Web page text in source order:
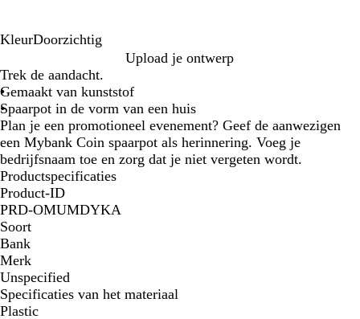
KleurDoorzichtig
o
o
r
z
i
c
h
t
i
g
Upload je ontwerp
Trek de aandacht.
Gemaakt van kunststof
Spaarpot in de vorm van een huis
Plan je een promotioneel evenement? Geef de aanwezigen
een Mybank Coin spaarpot als herinnering. Voeg je
bedrijfsnaam toe en zorg dat je niet vergeten wordt.
Productspecificaties
Product-ID
PRD-OMUMDYKA
Soort
Bank
Merk
Unspecified
Specificaties van het materiaal
Plastic